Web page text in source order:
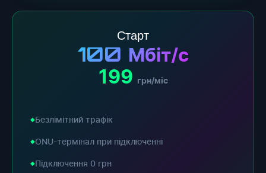
Старт
100 Мбіт/с
199 грн/міс
Безлімітний трафік
ONU-термінал при підключенні
Підключення 0 грн